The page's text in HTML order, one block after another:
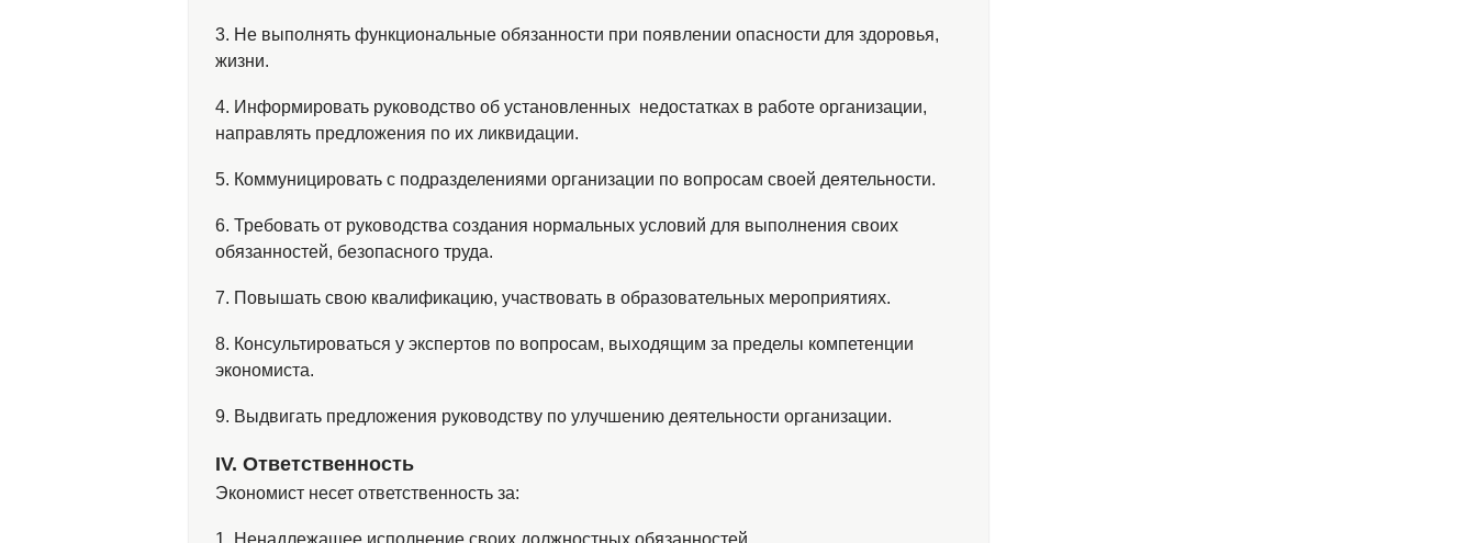
3. Не выполнять функциональные обязанности при появлении опасности для здоровья,
жизни.
4. Информировать руководство об установленных недостатках в работе организации,
направлять предложения по их ликвидации.
5. Коммуницировать с подразделениями организации по вопросам своей деятельности.
6. Требовать от руководства создания нормальных условий для выполнения своих
обязанностей, безопасного труда.
7. Повышать свою квалификацию, участвовать в образовательных мероприятиях.
8. Консультироваться у экспертов по вопросам, выходящим за пределы компетенции
экономиста.
9. Выдвигать предложения руководству по улучшению деятельности организации.
ІV. Ответственность
Экономист несет ответственность за: